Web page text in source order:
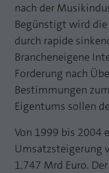
nach der
Begünstigt wird
durch rapide
Brancheneigene
Forderung nach
Bestimmungen
Eigentums sollen
Von 1999 bis 2004
Umsatzsteigerung
1,747 Mrd Euro.